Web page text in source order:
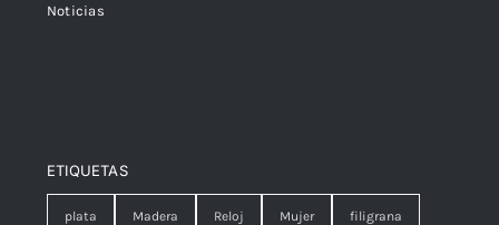
Noticias
ETIQUETAS
plata Madera Reloj Mujer filigrana